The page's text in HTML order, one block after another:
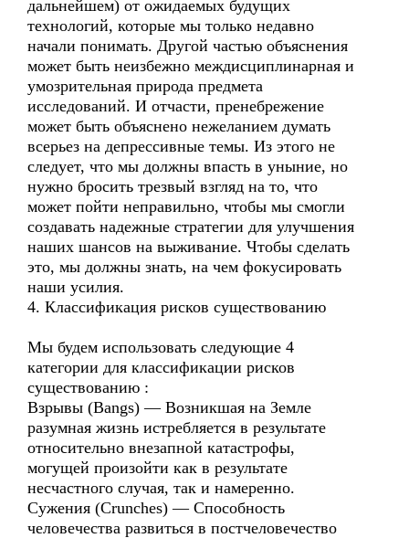
дальнейшем) от ожидаемых будущих
технологий, которые мы только недавно
начали понимать. Другой частью объяснения
может быть неизбежно междисциплинарная и
умозрительная природа предмета
исследований. И отчасти, пренебрежение
может быть объяснено нежеланием думать
всерьез на депрессивные темы. Из этого не
следует, что мы должны впасть в уныние, но
нужно бросить трезвый взгляд на то, что
может пойти неправильно, чтобы мы смогли
создавать надежные стратегии для улучшения
наших шансов на выживание. Чтобы сделать
это, мы должны знать, на чем фокусировать
наши усилия.
4. Классификация рисков существованию
Мы будем использовать следующие 4
категории для классификации рисков
существованию :
Взрывы (Bangs) — Возникшая на Земле
разумная жизнь истребляется в результате
относительно внезапной катастрофы,
могущей произойти как в результате
несчастного случая, так и намеренно.
Сужения (Crunches) — Способность
человечества развиться в постчеловечество